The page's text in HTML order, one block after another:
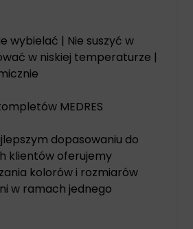
wybielać | Nie suszyć w
w niskiej temperaturze |
MEDRES
dopasowaniu do
klientów oferujemy
kolorów i rozmiarów
w ramach jednego